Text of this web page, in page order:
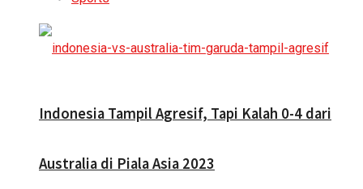
Indonesia Tampil Agresif, Tapi Kalah 0-4 dari
Australia di Piala Asia 2023